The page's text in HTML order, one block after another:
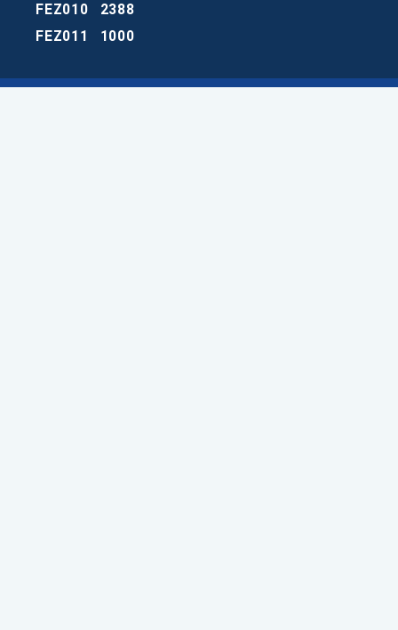
FEZ010
2388
FEZ011
1000